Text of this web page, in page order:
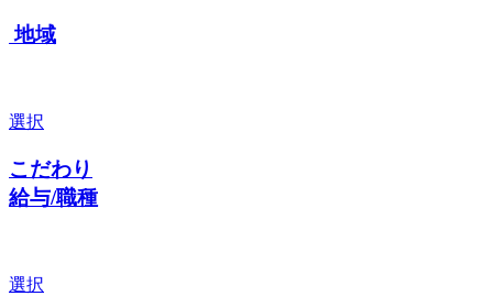
地域
選択
こだわり
給与/職種
選択